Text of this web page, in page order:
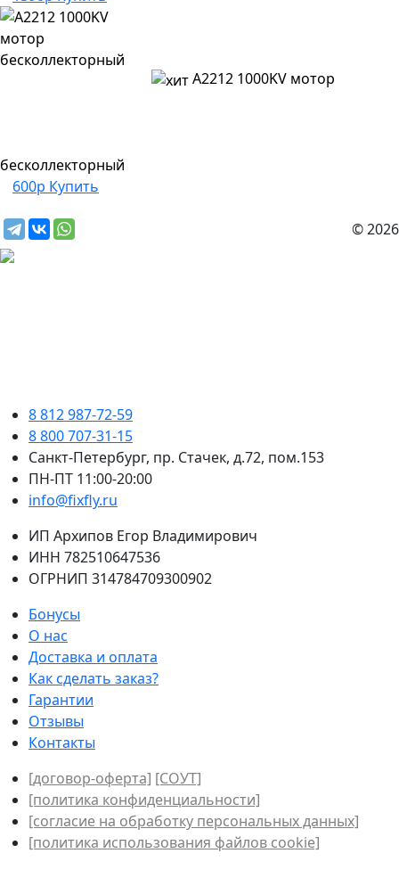
A2212 1000KV мотор
бесколлекторный
600р Купить
© 2026
8 812 987-72-59
8 800 707-31-15
Санкт-Петербург, пр. Стачек, д.72, пом.153
ПН-ПТ 11:00-20:00
info@fixfly.ru
ИП Архипов Егор Владимирович
ИНН 782510647536
ОГРНИП 314784709300902
Бонусы
О нас
Доставка и оплата
Как сделать заказ?
Гарантии
Отзывы
Контакты
[договор-оферта] [СОУТ]
[политикa конфиденциальности]
[согласие на обработку персональных данных]
[политика использования файлов сookie]